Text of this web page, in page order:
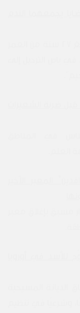
يجمعهما الندم
باص الترحيل إلى
ضربة الشعيرات
في المناطق
العلم.
المعبر الآخير
مسبق بإغلاق معبر
للأسد في أوروبا
المسيحية
وشرعيًا في تنظيم